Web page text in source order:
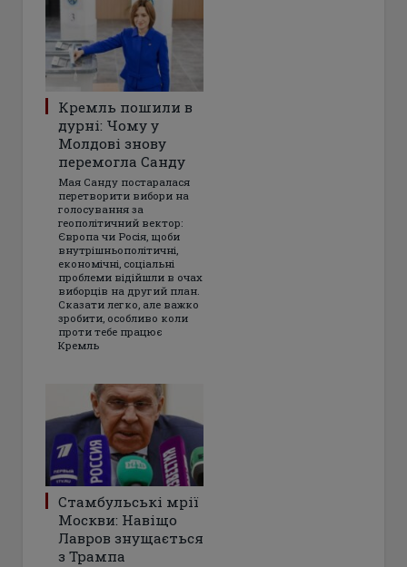
Кремль пошили в
дурні: Чому у
Молдові знову
перемогла Санду
Мая Санду постаралася
перетворити вибори на
голосування за
геополітичний вектор:
Європа чи Росія, щоби
внутрішньополітичні,
економічні, соціальні
проблеми відійшли в очах
виборців на другий план.
Сказати легко, але важко
зробити, особливо коли
проти тебе працює
Кремль
Стамбульські мрії
Москви: Навіщо
Лавров знущається
з Трампа